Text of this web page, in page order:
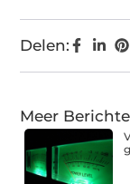
Delen:
Meer